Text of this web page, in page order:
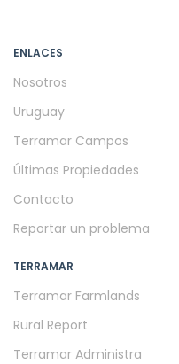
ENLACES
Nosotros
Uruguay
Terramar Campos
Últimas Propiedades
Contacto
Reportar un problema
TERRAMAR
Terramar Farmlands
Rural Report
Terramar Administra